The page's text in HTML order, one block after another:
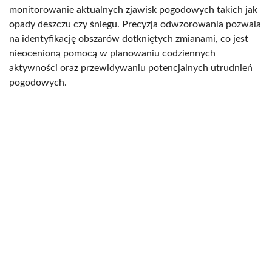
monitorowanie aktualnych zjawisk pogodowych takich jak
opady deszczu czy śniegu. Precyzja odwzorowania pozwala
na identyfikację obszarów dotkniętych zmianami, co jest
nieocenioną pomocą w planowaniu codziennych
aktywności oraz przewidywaniu potencjalnych utrudnień
pogodowych.